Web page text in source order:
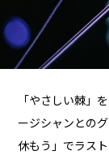
「やさしい棘」
ージシャンとの
休もう」でラス